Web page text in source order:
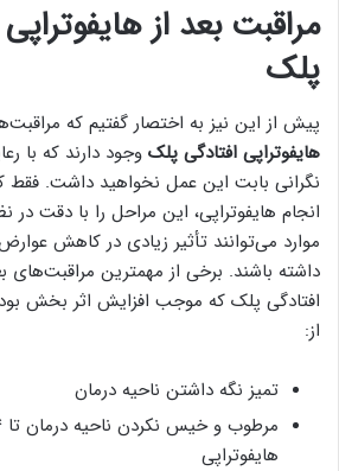
مراقبت بعد از
پلک
پیش از این نیز به اختصار گفتیم که
هایفوتراپی افتادگی پلک وجود دارند که با
نگرانی بابت این عمل نخواهید داشت. فقط
انجام هایفوتراپی، این مراحل را با دقت در
موارد می‌توانند تأثیر زیادی در کاهش
داشته باشند. برخی از مهمترین مراقبت‌های
افتادگی پلک که موجب افزایش اثر بخش
از:
تمیز نگه داشتن ناحیه درمان
هایفوتراپی